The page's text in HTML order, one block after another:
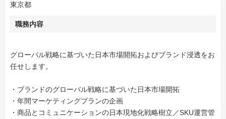
東京都
職務内容
グローバル戦略に基づいた日本市場開拓およびブランド浸透をお
任せします。
・ブランドのグローバル戦略に基づいた日本市場開拓
・年間マーケティングプランの企画
・商品とコミュニケーションの日本現地化戦略樹立／SKU運営管